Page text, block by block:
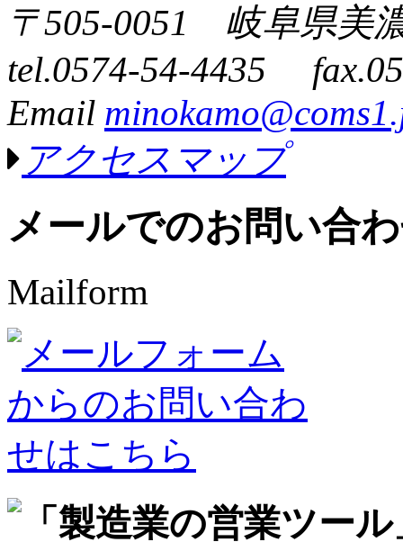
〒505-0051 岐阜県美
tel.0574-54-4435
Email
アクセスマップ
メールでのお問い合
Mailform